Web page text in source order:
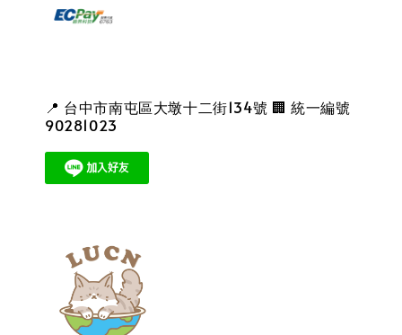
📍 台中市南屯區大墩十二街134號 🏢 統一編號
90281023